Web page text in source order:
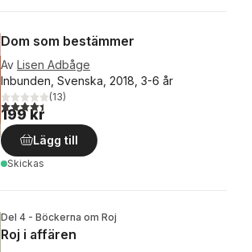
Dom som bestämmer
Av Lisen Adbåge
Inbunden, Svenska, 2018, 3-6 år
4,4utav 5 stjärnor. Totalt antal röster:
(13)
199 kr
Lägg till
Skickas
Del 4 - Böckerna om Roj
Roj i affären